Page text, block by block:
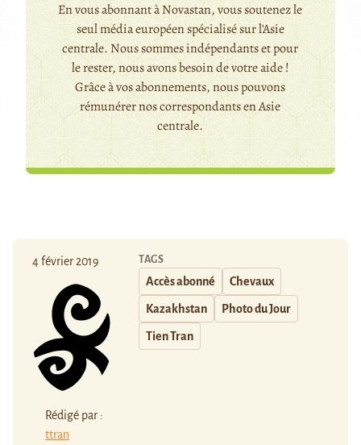
En vous abonnant à Novastan, vous soutenez le
seul média européen spécialisé sur l'Asie
centrale. Nous sommes indépendants et pour
le rester, nous avons besoin de votre aide !
Grâce à vos abonnements, nous pouvons
rémunérer nos correspondants en Asie
centrale.
4 février 2019
Rédigé par :
ttran
TAGS
Accès abonné Chevaux
Kazakhstan Photo du Jour
Tien Tran